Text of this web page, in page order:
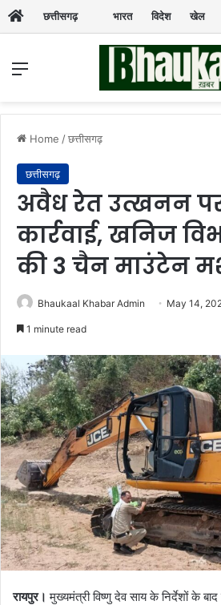
छत्तीसगढ़ भारत विदेश खेल
Menu
Home /छत्तीसगढ़
छत्तीसगढ़
अवैध रेत उत्खनन
कार्रवाई, खनिज
की 3 चैन माउंटेन
Bhaukaal Khabar Admin May 14,
1 minute read
रायपुर। मुख्यमंत्री विष्णु देव साय के निर्देशों के